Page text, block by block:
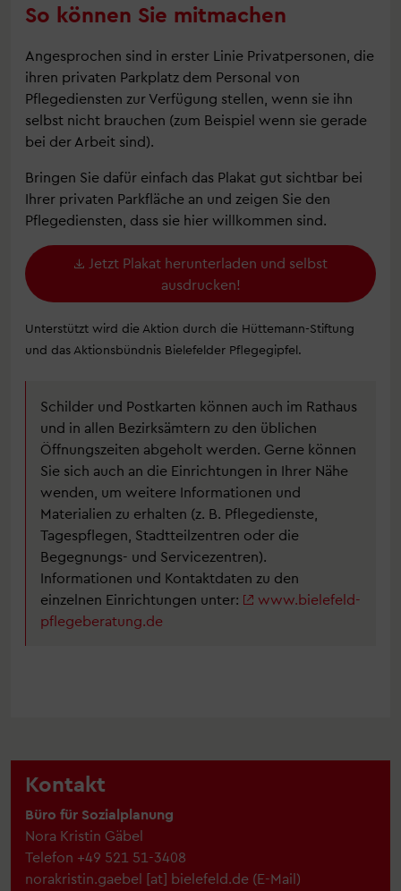
So können Sie mitmachen
Angesprochen sind in erster Linie Privatpersonen, die
ihren privaten Parkplatz dem Personal von
Pflegediensten zur Verfügung stellen, wenn sie ihn
selbst nicht brauchen (zum Beispiel wenn sie gerade
bei der Arbeit sind).
Bringen Sie dafür einfach das Plakat gut sichtbar bei
Ihrer privaten Parkfläche an und zeigen Sie den
Pflegediensten, dass sie hier willkommen sind.
Jetzt Plakat herunterladen und selbst
ausdrucken!
Unterstützt wird die Aktion durch die Hüttemann-Stiftung
und das Aktionsbündnis Bielefelder Pflegegipfel.
Schilder und Postkarten können auch im Rathaus
und in allen Bezirksämtern zu den üblichen
Öffnungszeiten abgeholt werden. Gerne können
Sie sich auch an die Einrichtungen in Ihrer Nähe
wenden, um weitere Informationen und
Materialien zu erhalten (z. B. Pflegedienste,
Tagespflegen, Stadtteilzentren oder die
Begegnungs- und Servicezentren).
Informationen und Kontaktdaten zu den
einzelnen Einrichtungen unter:
www.bielefeld-
pflegeberatung.de
Kontakt
Büro für Sozialplanung
Nora Kristin Gäbel
Telefon +49 521 51-3408
norakristin.gaebel [at] bielefeld.de (E-Mail)